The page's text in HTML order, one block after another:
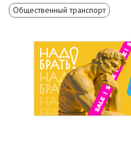
Общественный транспорт